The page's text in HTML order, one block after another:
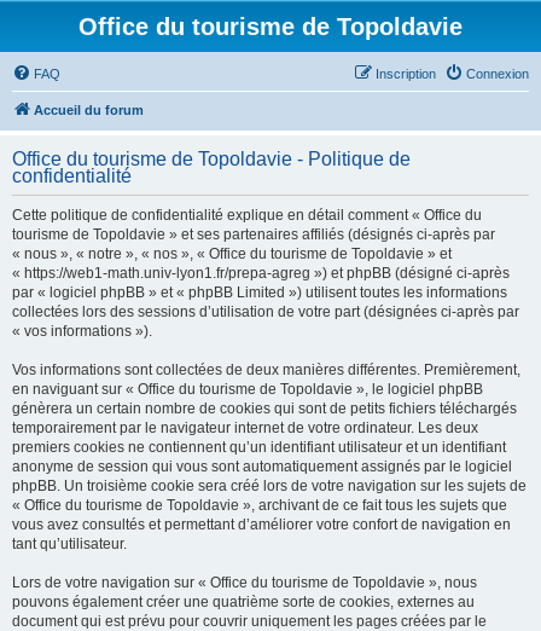
Office du tourisme de Topoldavie
FAQ Connexion
Inscription
Accueil du forum
Office du tourisme de Topoldavie - Politique de
confidentialité
Cette politique de confidentialité explique en détail comment « Office du
tourisme de Topoldavie » et ses partenaires affiliés (désignés ci-après par
« nous », « notre », « nos », « Office du tourisme de Topoldavie » et
« https://web1-math.univ-lyon1.fr/prepa-agreg ») et phpBB (désigné ci-après
par « logiciel phpBB » et « phpBB Limited ») utilisent toutes les informations
collectées lors des sessions d’utilisation de votre part (désignées ci-après par
« vos informations »).
Vos informations sont collectées de deux manières différentes. Premièrement,
en naviguant sur « Office du tourisme de Topoldavie », le logiciel phpBB
génèrera un certain nombre de cookies qui sont de petits fichiers téléchargés
temporairement par le navigateur internet de votre ordinateur. Les deux
premiers cookies ne contiennent qu’un identifiant utilisateur et un identifiant
anonyme de session qui vous sont automatiquement assignés par le logiciel
phpBB. Un troisième cookie sera créé lors de votre navigation sur les sujets de
« Office du tourisme de Topoldavie », archivant de ce fait tous les sujets que
vous avez consultés et permettant d’améliorer votre confort de navigation en
tant qu’utilisateur.
Lors de votre navigation sur « Office du tourisme de Topoldavie », nous
pouvons également créer une quatrième sorte de cookies, externes au
document qui est prévu pour couvrir uniquement les pages créées par le